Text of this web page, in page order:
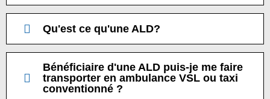
Qu'est ce qu'une ALD?
Bénéficiaire d'une ALD puis-je me faire
transporter en ambulance VSL ou taxi
conventionné ?